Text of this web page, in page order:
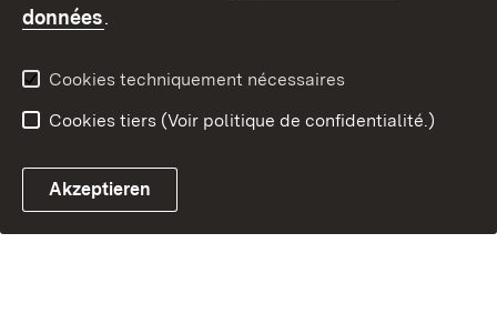
données.
Cookies techniquement nécessaires
Cookies tiers (Voir politique de confidentialité.)
Akzeptieren